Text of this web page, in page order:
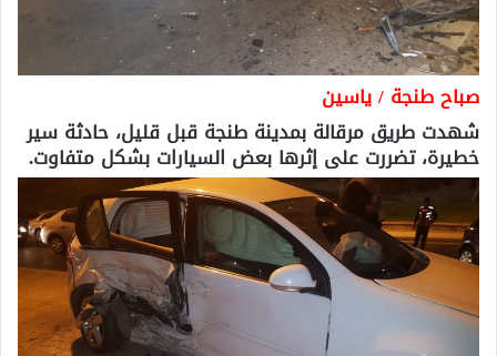
صباح طنجة / ياسين
شهدت طريق مرقالة بمدينة طنجة قبل قليل، حادثة سير
خطيرة، تضررت على إثرها بعض السيارات بشكل متفاوت.